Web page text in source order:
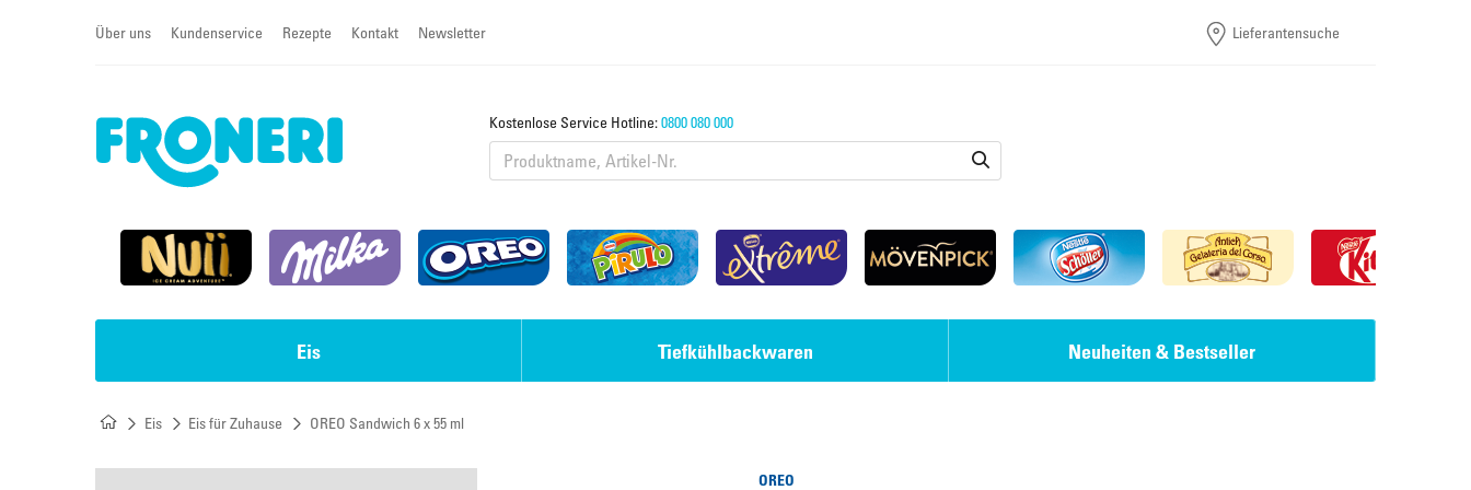
Über uns Kundenservice Rezepte Kontakt Newsletter Lieferantensuche
Kostenlose Service Hotline:0800 080 000
Eis Tiefkühlbackwaren Neuheiten & Bestseller
Eis Eis für Zuhause OREO Sandwich 6 x 55 ml
OREO